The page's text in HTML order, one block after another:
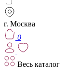
г. Москва
0
Весь каталог